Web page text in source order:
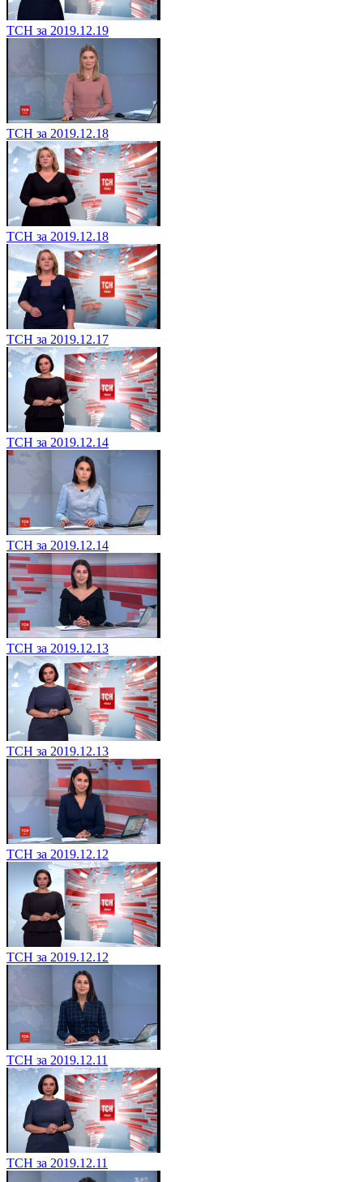
ТСН за 2019.12.19
ТСН за 2019.12.18
ТСН за 2019.12.18
ТСН за 2019.12.17
ТСН за 2019.12.14
ТСН за 2019.12.14
ТСН за 2019.12.13
ТСН за 2019.12.13
ТСН за 2019.12.12
ТСН за 2019.12.12
ТСН за 2019.12.11
ТСН за 2019.12.11